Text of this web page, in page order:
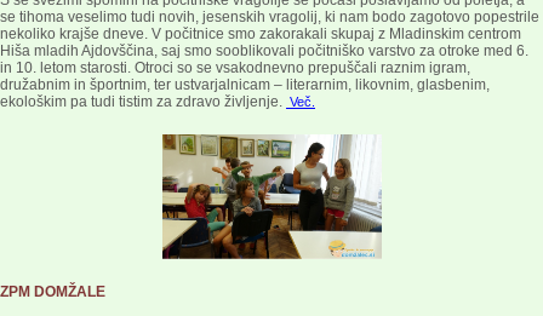
se tihoma veselimo tudi novih, jesenskih vragolij, ki nam bodo zagotovo popestrile
nekoliko krajše dneve. V počitnice smo zakorakali skupaj z Mladinskim centrom
Hiša mladih Ajdovščina, saj smo sooblikovali počitniško varstvo za otroke med 6.
in 10. letom starosti. Otroci so se vsakodnevno prepuščali raznim igram,
družabnim in športnim, ter ustvarjalnicam – literarnim, likovnim, glasbenim,
ekološkim pa tudi tistim za zdravo življenje. Več.
ZPM DOMŽALE